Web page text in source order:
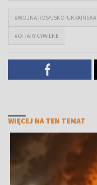
#WOJNA ROSYJSKO-UKRAIŃSKA
#OFIARY CYWILNE
WIĘCEJ NA TEN TEMAT